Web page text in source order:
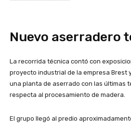
Nuevo aserradero
La recorrida técnica contó con
proyecto industrial de la empresa Brest
una planta de aserrado con las últimas
respecta al procesamiento de madera.
El grupo llegó al predio